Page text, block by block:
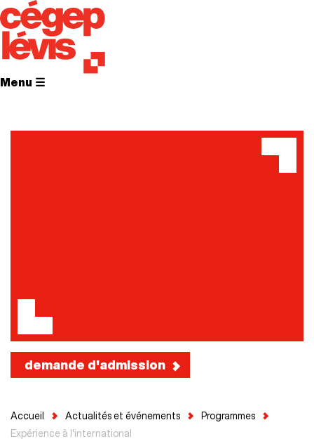
Menu ☰
demande d'admission
Accueil Actualités et événements
Programmes
Expérience à l'international